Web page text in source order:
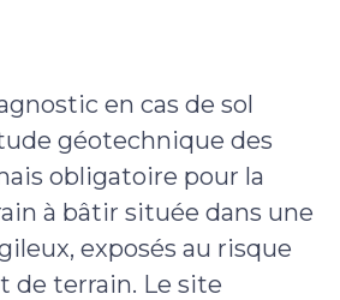
en cas de sol
géotechnique des
obligatoire pour la
à bâtir située dans une
exposés au risque
de terrain. Le site